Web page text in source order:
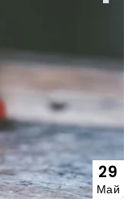
29
Май